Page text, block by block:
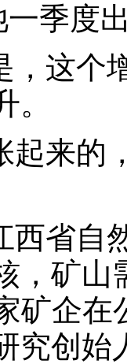
一季度
，这个
起来的
西省自
，矿山
矿企
究创始